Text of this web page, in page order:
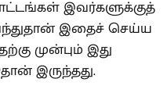
இவர்களுக்குத்
இதைச் செய்ய
முன்பும் இது
இருந்தது.